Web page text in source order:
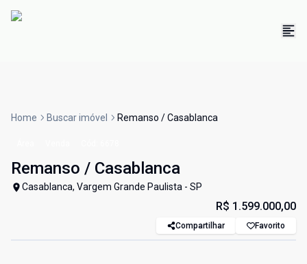
Home Buscar imóvel Remanso / Casablanca
Remanso / Casablanca
Casablanca, Vargem Grande Paulista - SP
R$ 1.599.000,00
Compartilhar Favorito